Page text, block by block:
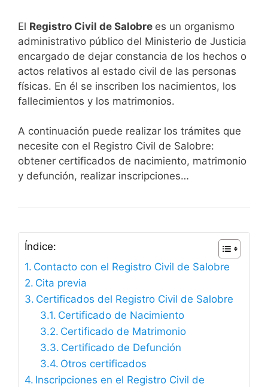
El Registro Civil de Salobre es un organismo
administrativo público del Ministerio de Justicia
encargado de dejar constancia de los hechos o
actos relativos al estado civil de las personas
físicas. En él se inscriben los nacimientos, los
fallecimientos y los matrimonios.
A continuación puede realizar los trámites que
necesite con el Registro Civil de Salobre:
obtener certificados de nacimiento, matrimonio
y defunción, realizar inscripciones…
Índice:
Contacto con el Registro Civil de Salobre
Cita previa
Certificados del Registro Civil de Salobre
Certificado de Nacimiento
Certificado de Matrimonio
Certificado de Defunción
Otros certificados
Inscripciones en el Registro Civil de